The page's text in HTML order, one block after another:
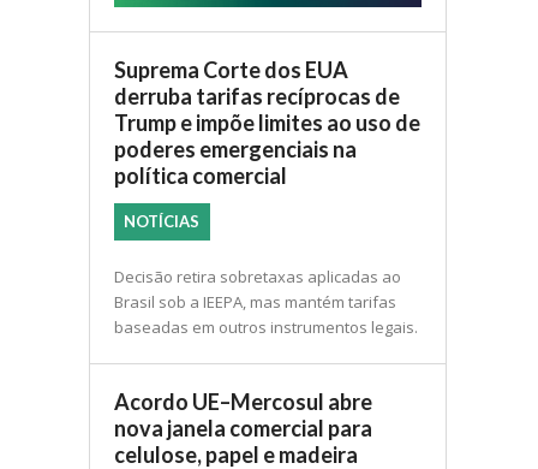
Suprema Corte dos EUA
derruba tarifas recíprocas de
Trump e impõe limites ao uso de
poderes emergenciais na
política comercial
NOTÍCIAS
Decisão retira sobretaxas aplicadas ao
Brasil sob a IEEPA, mas mantém tarifas
baseadas em outros instrumentos legais.
Acordo UE–Mercosul abre
nova janela comercial para
celulose, papel e madeira